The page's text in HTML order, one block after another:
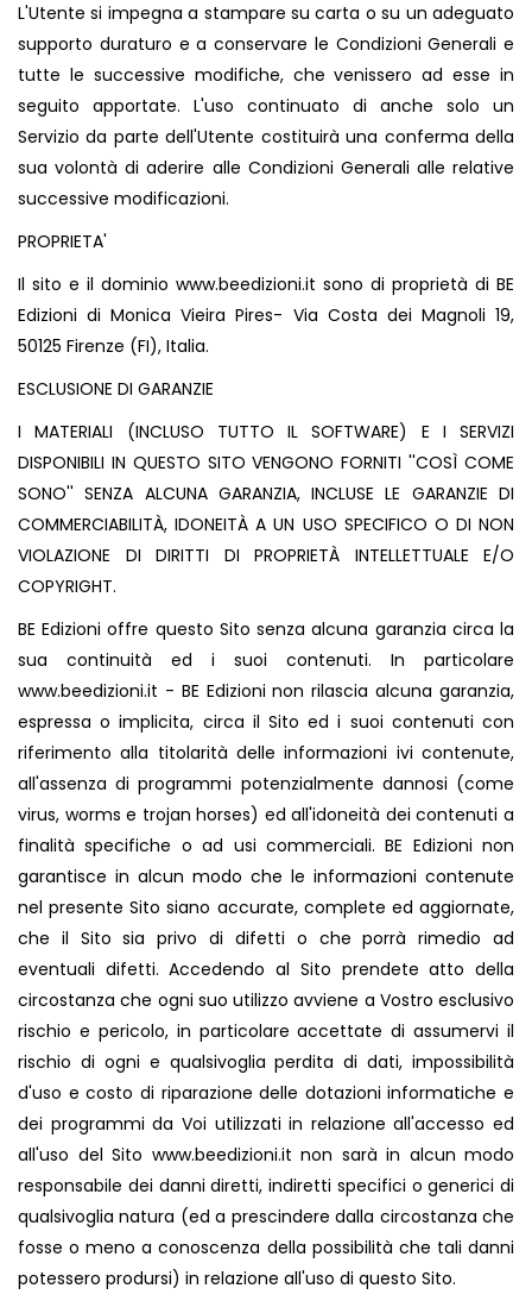
L'Utente si impegna a stampare su carta o su un adeguato
supporto duraturo e a conservare le Condizioni Generali e
tutte le successive modifiche, che venissero ad esse in
seguito apportate. L'uso continuato di anche solo un
Servizio da parte dell'Utente costituirà una conferma della
sua volontà di aderire alle Condizioni Generali alle relative
successive modificazioni.
PROPRIETA'
Il sito e il dominio www.beedizioni.it sono di proprietà di BE
Edizioni di Monica Vieira Pires- Via Costa dei Magnoli 19,
50125 Firenze (FI), Italia.
ESCLUSIONE DI GARANZIE
I MATERIALI (INCLUSO TUTTO IL SOFTWARE) E I SERVIZI
DISPONIBILI IN QUESTO SITO VENGONO FORNITI ''COSÌ COME
SONO'' SENZA ALCUNA GARANZIA, INCLUSE LE GARANZIE DI
COMMERCIABILITÀ, IDONEITÀ A UN USO SPECIFICO O DI NON
VIOLAZIONE DI DIRITTI DI PROPRIETÀ INTELLETTUALE E/O
COPYRIGHT.
BE Edizioni offre questo Sito senza alcuna garanzia circa la
sua continuità ed i suoi contenuti. In particolare
www.beedizioni.it - BE Edizioni non rilascia alcuna garanzia,
espressa o implicita, circa il Sito ed i suoi contenuti con
riferimento alla titolarità delle informazioni ivi contenute,
all'assenza di programmi potenzialmente dannosi (come
virus, worms e trojan horses) ed all'idoneità dei contenuti a
finalità specifiche o ad usi commerciali. BE Edizioni non
garantisce in alcun modo che le informazioni contenute
nel presente Sito siano accurate, complete ed aggiornate,
che il Sito sia privo di difetti o che porrà rimedio ad
eventuali difetti. Accedendo al Sito prendete atto della
circostanza che ogni suo utilizzo avviene a Vostro esclusivo
rischio e pericolo, in particolare accettate di assumervi il
rischio di ogni e qualsivoglia perdita di dati, impossibilità
d'uso e costo di riparazione delle dotazioni informatiche e
dei programmi da Voi utilizzati in relazione all'accesso ed
all'uso del Sito www.beedizioni.it non sarà in alcun modo
responsabile dei danni diretti, indiretti specifici o generici di
qualsivoglia natura (ed a prescindere dalla circostanza che
fosse o meno a conoscenza della possibilità che tali danni
potessero prodursi) in relazione all'uso di questo Sito.